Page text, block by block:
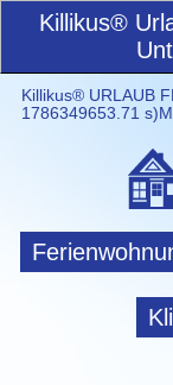
Killikus®
Killikus® URLAUB
1786349653.71 s)M